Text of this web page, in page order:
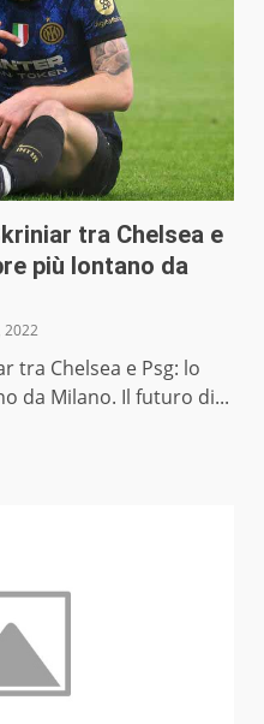
tra Chelsea e
più lontano da
2022
tra Chelsea e Psg: lo
da Milano. Il futuro di...